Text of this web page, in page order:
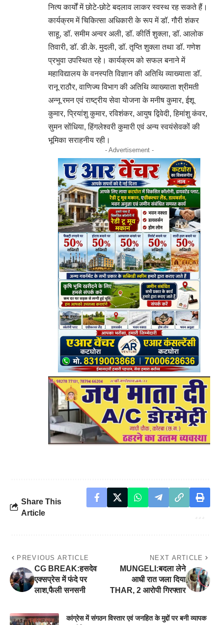
नित्य कार्यों में छोटे-छोटे बदलाव लाकर स्वस्थ रह सकते हैं।
कार्यक्रम में चिकित्सा अधिकारी के रूप में डॉ. गौरी शंकर
साहू, डॉ. समीम अन्वर अली, डॉ. कीर्ति शुक्ला, डॉ. आलोक
तिवारी, डॉ. डी.के. मुदली, डॉ. तृप्ति शुक्ला तथा डॉ. गणेश
प्रभुवा उपस्थित रहे। कार्यक्रम को सफल बनाने में
महाविद्यालय के वनस्पति विज्ञान की अतिथि व्याख्याता डॉ.
रानू राठौर, वाणिज्य विभाग की अतिथि व्याख्याता श्रीमती
अन्नू रमन एवं राष्ट्रीय सेवा योजना के मनीष कुमार, ईशू
कुमार, प्रियांशु कुमार, रविशंकर, आयुष द्विवेदी, हिमांशु कंवर,
सुमन सोंधिया, हिंगलेश्वरी कुमारी एवं अन्य स्वयंसेवकों की
भूमिका सराहनीय रही।
- Advertisement -
Share This
Article
PREVIOUS ARTICLE
CG BREAK:हसदेव
एक्सप्रेस में फंदे पर
लाश,फैली सनसनी
NEXT ARTICLE
MUNGELI:बदला लेने
आधी रात जला दिया
THAR, 2 आरोपी गिरफ्तार
कांग्रेस में संगठन विस्तार एवं जनहित के मुद्दों पर बनी व्यापक